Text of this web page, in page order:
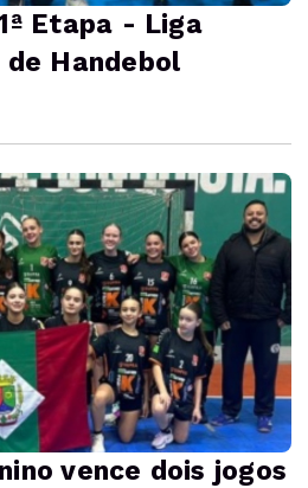
Etapa - Liga
Handebol
vence dois jogos